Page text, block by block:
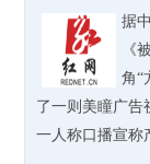
据
《
角“
了一则美瞳广告
一人称口播宣称